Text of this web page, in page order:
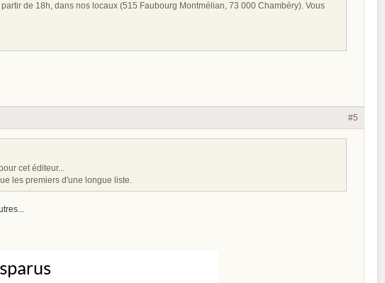
de 18h, dans nos locaux (515 Faubourg Montmélian, 73 000 Chambéry). Vous
#5
cet éditeur...
les premiers d'une longue liste.